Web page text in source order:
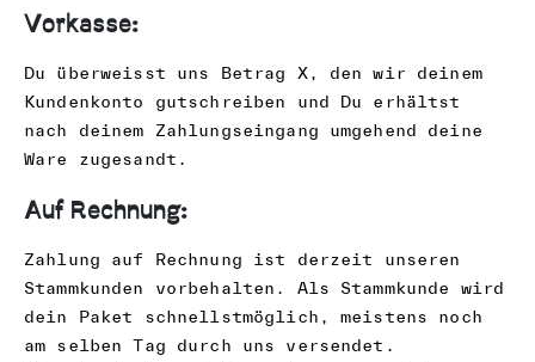
Vorkasse:
Du überweisst uns Betrag X, den wir deinem
Kundenkonto gutschreiben und Du erhältst
nach deinem Zahlungseingang umgehend deine
Ware zugesandt.
Auf Rechnung:
Zahlung auf Rechnung ist derzeit unseren
Stammkunden vorbehalten. Als Stammkunde wird
dein Paket schnellstmöglich, meistens noch
am selben Tag durch uns versendet.